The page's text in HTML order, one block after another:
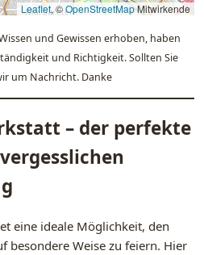
Leaflet, ©OpenStreetMapMitwirkende
und Gewissen erhoben, haben
und Richtigkeit. Sollten Sie
um Nachricht. Danke
– der perfekte
eine ideale Möglichkeit, den
besondere Weise zu feiern. Hier